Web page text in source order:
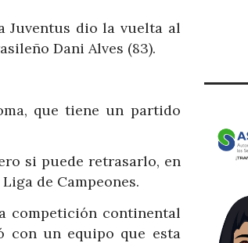
Juventus dio la vuelta al
Dani Alves (83).
que tiene un partido
si puede retrasarlo, en
de Campeones.
competición continental
con un equipo que esta